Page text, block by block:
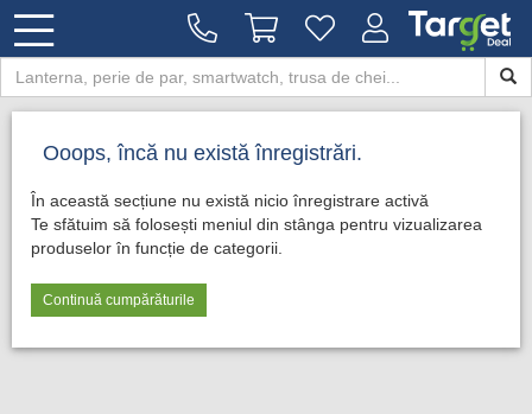
Ooops, încă nu există înregistrări.
În această secțiune nu există nicio înregistrare activă
Te sfătuim să folosești meniul din stânga pentru vizualizarea
produselor în funcție de categorii.
Continuă cumpărăturile